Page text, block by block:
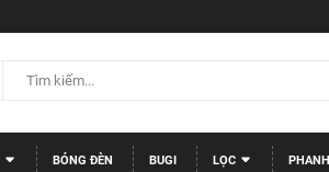
BÓNG ĐÈN BUGI LỌC PHANH